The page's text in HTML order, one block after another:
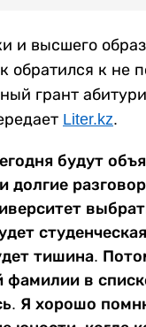
и высшего
обратился к не
грант
Liter.kz.
будут
долгие
тишина.
фамилии в
Я хорошо